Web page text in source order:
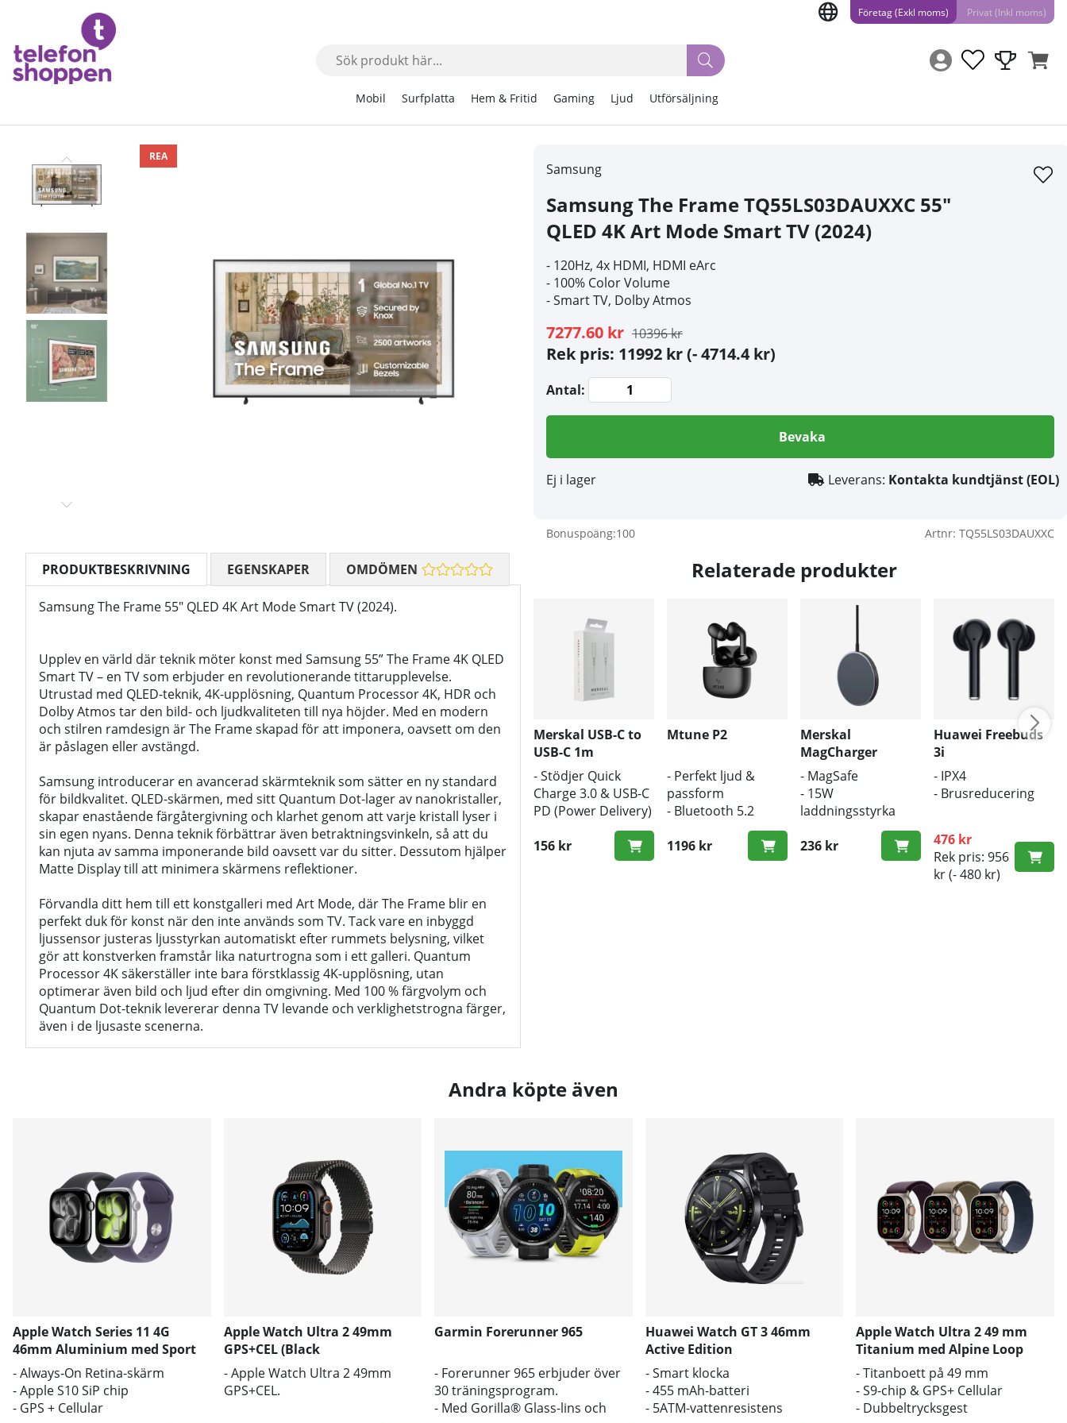
Företag (Exkl moms) Privat (Inkl moms)
Mobil Surfplatta Hem & Fritid Gaming Ljud Utförsäljning
REA
Produktbilder
Samsung
Samsung The Frame TQ55LS03DAUXXC 55"
QLED 4K Art Mode Smart TV (2024)
- 120Hz, 4x HDMI, HDMI eArc
- 100% Color Volume
-Smart TV, Dolby Atmos
7277.60 kr 10396 kr
Rek pris: 11992 kr(- 4714.4 kr)
Antal:
Bevaka
Ej i lager Leverans: Kontakta kundtjänst (EOL)
Bonuspoäng:100 Artnr: TQ55LS03DAUXXC
PRODUKTBESKRIVNING
Samsung The Frame 55" QLED 4K Art Mode Smart TV (2024).
Upplev en värld där teknik möter konst med Samsung 55” The Frame 4K QLED
Smart TV – en TV som erbjuder en revolutionerande tittarupplevelse.
Utrustad med QLED-teknik, 4K-upplösning, Quantum Processor 4K, HDR och
Dolby Atmos tar den bild- och ljudkvaliteten till nya höjder. Med en modern
och stilren ramdesign är The Frame skapad för att imponera, oavsett om den
är påslagen eller avstängd.
Samsung introducerar en avancerad skärmteknik som sätter en ny standard
för bildkvalitet. QLED-skärmen, med sitt Quantum Dot-lager av nanokristaller,
skapar enastående färgåtergivning och klarhet genom att varje kristall lyser i
sin egen nyans. Denna teknik förbättrar även betraktningsvinkeln, så att du
kan njuta av samma imponerande bild oavsett var du sitter. Dessutom hjälper
Matte Display till att minimera skärmens reflektioner.
Förvandla ditt hem till ett konstgalleri med Art Mode, där The Frame blir en
perfekt duk för konst när den inte används som TV. Tack vare en inbyggd
ljussensor justeras ljusstyrkan automatiskt efter rummets belysning, vilket
gör att konstverken framstår lika naturtrogna som i ett galleri. Quantum
Processor 4K säkerställer inte bara förstklassig 4K-upplösning, utan
optimerar även bild och ljud efter din omgivning. Med 100 % färgvolym och
Quantum Dot-teknik levererar denna TV levande och verklighetstrogna färger,
även i de ljusaste scenerna.
EGENSKAPER OMDÖMEN Relaterade produkter
Merskal USB-C to
USB-C 1m
- Stödjer Quick
Charge 3.0 & USB-C
PD (Power Delivery)
- Snabb hastighet
156 kr
Mtune P2
- Perfekt ljud &
passform
- Bluetooth 5.2
- Trådlös laddning
1196 kr
Merskal
MagCharger
- MagSafe
- 15W
laddningsstyrka
- Trådlös laddare
236 kr
Huawei Freebuds
3i
- IPX4
- Brusreducering
476 kr
Rek pris: 956
kr(- 480 kr)
Andra köpte även
Apple Watch Series 11 4G
46mm Aluminium med Sport
Band S/M
- Always‑On Retina-skärm
- Apple S10 SiP chip
- GPS + Cellular
Apple Watch Ultra 2 49mm
GPS+CEL (Black
Titanium/Black Titanium
Milanese Loop) L
- Apple Watch Ultra 2 49mm
GPS+CEL.
Garmin Forerunner 965
- Forerunner 965 erbjuder över
30 träningsprogram.
- Med Gorilla® Glass-lins och
Huawei Watch GT 3 46mm
Active Edition
- Smart klocka
- 455 mAh-batteri
- 5ATM-vattenresistens
Apple Watch Ultra 2 49 mm
Titanium med Alpine Loop
(Medium)
- Titanboett på 49 mm
- S9-chip & GPS+ Cellular
- Dubbeltrycksgest